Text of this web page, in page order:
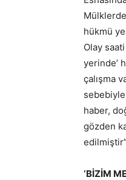
hükmü
Olay
yerinde’
çalışma
haber,
gözden
‘BİZİM